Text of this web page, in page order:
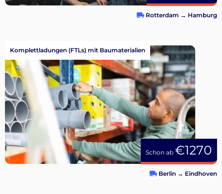
Rotterdam → Hamburg
Schon ab €1270
Komplettladungen (FTLs) mit Baumaterialien
Berlin → Eindhoven